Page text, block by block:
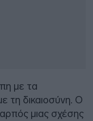
με τα
τη δικαιοσύνη. Ο
μιας σχέσης